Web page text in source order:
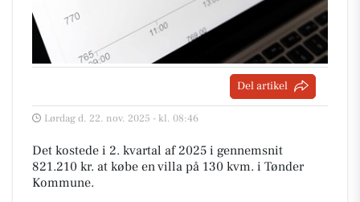
Del artikel
Lørdag d. 22. nov. 2025 - kl. 08:46
Det kostede i 2. kvartal af 2025 i gennemsnit
821.210 kr. at købe en villa på 130 kvm. i Tønder
Kommune.